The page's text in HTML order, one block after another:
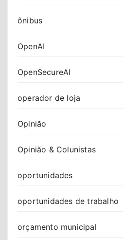
ônibus
OpenAI
OpenSecureAI
operador de loja
Opinião
Opinião & Colunistas
oportunidades
oportunidades de trabalho
orçamento municipal